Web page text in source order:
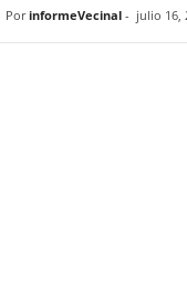
Por informeVecinal- julio 16,